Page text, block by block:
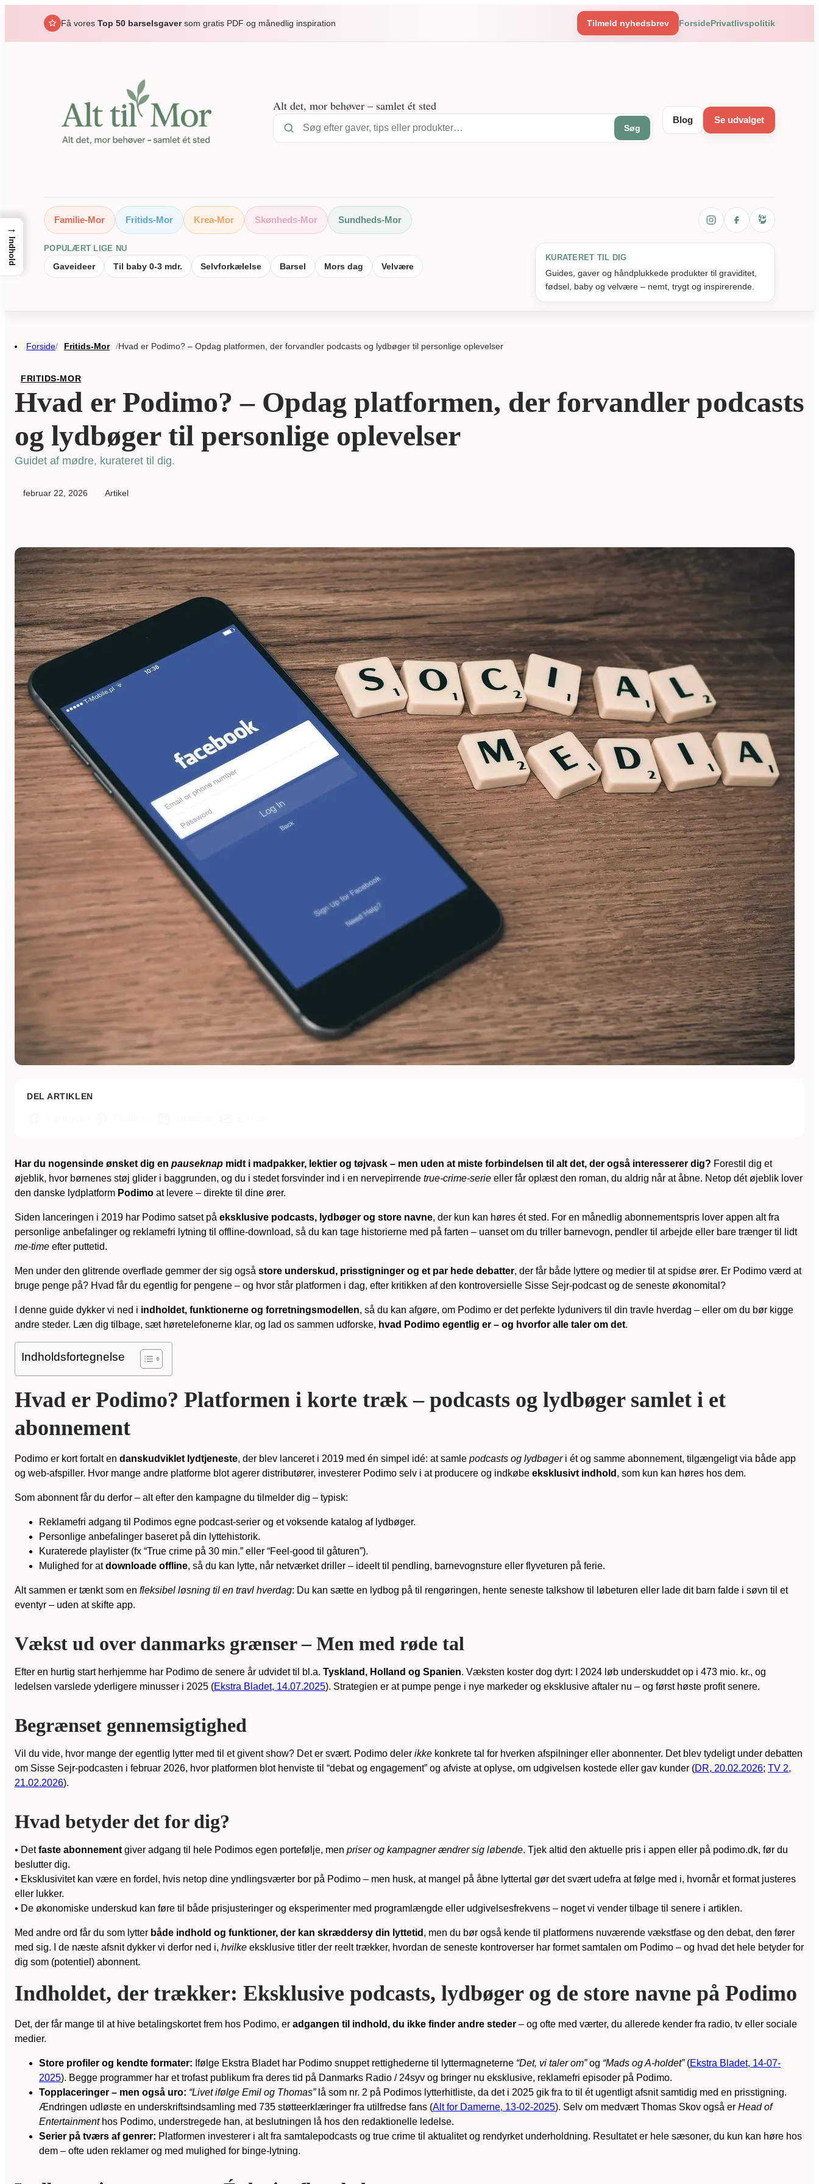
indhold
Få vores Top 50 barselsgaversom gratis PDF og månedlig inspiration Tilmeld nyhedsbrev ForsidePrivatlivspolitik
Alt det, mor behøver – samlet ét sted
Søg
Blog Se udvalget
Familie-Mor Fritids-Mor Krea-Mor Skønheds-Mor Sundheds-Mor
POPULÆRT LIGE NU
Gaveideer Til baby 0-3 mdr. Selvforkælelse Barsel Mors dag Velvære
KURATERET TIL DIG
Guides, gaver og håndplukkede produkter til graviditet,
fødsel, baby og velvære – nemt, trygt og inspirerende.
Forside/ Fritids-Mor /Hvad er Podimo? – Opdag platformen, der forvandler podcasts og lydbøger til personlige oplevelser
FRITIDS-MOR
Hvad er Podimo? – Opdag platformen, der forvandler podcasts
og lydbøger til personlige oplevelser
Guidet af mødre, kurateret til dig.
februar 22, 2026 Artikel
DEL ARTIKLEN
Har du nogensinde ønsket dig en pauseknap midt i madpakker, lektier og tøjvask – men uden at miste forbindelsen til alt det, der også interesserer dig? Forestil dig et
øjeblik, hvor børnenes støj glider i baggrunden, og du i stedet forsvinder ind i en nervepirrende true-crime-serie eller får oplæst den roman, du aldrig når at åbne. Netop dét øjeblik lover
den danske lydplatform Podimo at levere – direkte til dine ører.
Siden lanceringen i 2019 har Podimo satset på eksklusive podcasts, lydbøger og store navne, der kun kan høres ét sted. For en månedlig abonnementspris lover appen alt fra
personlige anbefalinger og reklamefri lytning til offline-download, så du kan tage historierne med på farten – uanset om du triller barnevogn, pendler til arbejde eller bare trænger til lidt
me-time efter puttetid.
Men under den glitrende overflade gemmer der sig også store underskud, prisstigninger og et par hede debatter, der får både lyttere og medier til at spidse ører. Er Podimo værd at
bruge penge på? Hvad får du egentlig for pengene – og hvor står platformen i dag, efter kritikken af den kontroversielle Sisse Sejr-podcast og de seneste økonomital?
I denne guide dykker vi ned i indholdet, funktionerne og forretningsmodellen, så du kan afgøre, om Podimo er det perfekte lydunivers til din travle hverdag – eller om du bør kigge
andre steder. Læn dig tilbage, sæt høretelefonerne klar, og lad os sammen udforske, hvad Podimo egentlig er – og hvorfor alle taler om det.
Indholdsfortegnelse
Hvad er Podimo? Platformen i korte træk – podcasts og lydbøger samlet i et
abonnement
Podimo er kort fortalt en danskudviklet lydtjeneste, der blev lanceret i 2019 med én simpel idé: at samle podcasts og lydbøgeri ét og samme abonnement, tilgængeligt via både app
og web-afspiller. Hvor mange andre platforme blot agerer distributører, investerer Podimo selv i at producere og indkøbe eksklusivt indhold , som kun kan høres hos dem.
Som abonnent får du derfor – alt efter den kampagne du tilmelder dig – typisk:
Reklamefri adgang til Podimos egne podcast-serier og et voksende katalog af lydbøger.
Personlige anbefalinger baseret på din lyttehistorik.
Kuraterede playlister (fx “True crime på 30 min.” eller “Feel-good til gåturen”).
Mulighed for atdownloade offline, så du kan lytte, når netværket driller – ideelt til pendling, barnevognsture eller flyveturen på ferie.
Alt sammen er tænkt som en fleksibel løsning til en travl hverdag: Du kan sætte en lydbog på til rengøringen, hente seneste talkshow til løbeturen eller lade dit barn falde i søvn til et
eventyr – uden at skifte app.
Vækst ud over danmarks grænser – Men med røde tal
Efter en hurtig start herhjemme har Podimo de senere år udvidet til bl.a. Tyskland, Holland og Spanien. Væksten koster dog dyrt: I 2024 løb underskuddet op i 473 mio. kr., og
ledelsen varslede yderligere minusser i 2025 (Ekstra Bladet, 14.07.2025). Strategien er at pumpe penge i nye markeder og eksklusive aftaler nu – og først høste profit senere.
Begrænset gennemsigtighed
Vil du vide, hvor mange der egentlig lytter med til et givent show? Det er svært. Podimo deler ikke konkrete tal for hverken afspilninger eller abonnenter. Det blev tydeligt under debatten
om Sisse Sejr-podcasten i februar 2026, hvor platformen blot henviste til “debat og engagement” og afviste at oplyse, om udgivelsen kostede eller gav kunder (DR, 20.02.2026; TV 2,
21.02.2026).
Hvad betyder det for dig?
• Detfaste abonnement giver adgang til hele Podimos egen portefølje, men priser og kampagner ændrer sig løbende. Tjek altid den aktuelle pris i appen eller på podimo.dk, før du
beslutter dig.
• Eksklusivitet kan være en fordel, hvis netop dine yndlingsværter bor på Podimo – men husk, at mangel på åbne lyttertal gør det svært udefra at følge med i, hvornår et format justeres
eller lukker.
• De økonomiske underskud kan føre til både prisjusteringer og eksperimenter med programlængde eller udgivelsesfrekvens – noget vi vender tilbage til senere i artiklen.
Med andre ord får du som lytter både indhold og funktioner, der kan skræddersy din lyttetid , men du bør også kende til platformens nuværende vækstfase og den debat, den fører
med sig. I de næste afsnit dykker vi derfor ned i, hvilke eksklusive titler der reelt trækker, hvordan de seneste kontroverser har formet samtalen om Podimo – og hvad det hele betyder for
dig som (potentiel) abonnent.
Indholdet, der trækker: Eksklusive podcasts, lydbøger og de store navne på Podimo
Det, der får mange til at hive betalingskortet frem hos Podimo, er adgangen til indhold, du ikke finder andre steder – og ofte med værter, du allerede kender fra radio, tv eller sociale
medier.
Store profiler og kendte formater: Ifølge Ekstra Bladet har Podimo snuppet rettighederne til lyttermagneterne “Det, vi taler om”og “Mads og A-holdet”(Ekstra Bladet, 14-07-
2025). Begge programmer har et trofast publikum fra deres tid på Danmarks Radio / 24syv og bringer nu eksklusive, reklamefri episoder på Podimo.
Topplaceringer – men også uro: “Livet ifølge Emil og Thomas”lå som nr. 2 på Podimos lytterhitliste, da det i 2025 gik fra to til ét ugentligt afsnit samtidig med en prisstigning.
Ændringen udløste en underskrifts­indsamling med 735 støtte­erklæringer fra utilfredse fans (Alt for Damerne, 13-02-2025). Selv om medvært Thomas Skov også er Head of
Entertainmenthos Podimo, understregede han, at beslutningen lå hos den redaktionelle ledelse.
Serier på tværs af genrer: Platformen investerer i alt fra samtale­podcasts og true crime til aktualitet og rendyrket underholdning. Resultatet er hele sæsoner, du kun kan høre hos
dem – ofte uden reklamer og med mulighed for binge-lytning.
→
Indhold